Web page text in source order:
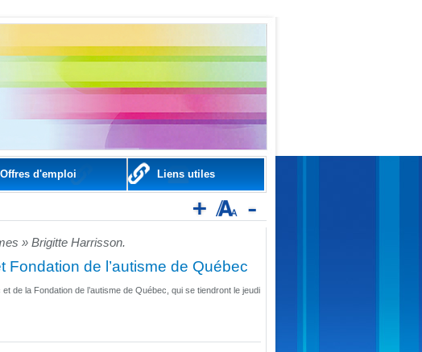
Offres d'emploi Liens utiles
» Brigitte Harrisson.
de l’autisme de Québec
de la Fondation de l’autisme de Québec, qui se tiendront le jeudi